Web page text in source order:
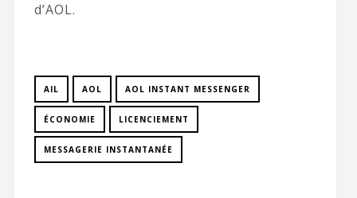
d’AOL.
AIL AOL AOL INSTANT MESSENGER
ÉCONOMIE LICENCIEMENT
MESSAGERIE INSTANTANÉE